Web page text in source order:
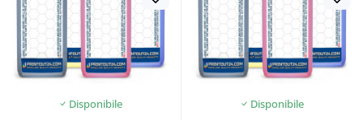
Disponibile
Disponibile